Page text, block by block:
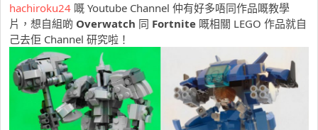
hachiroku24 嘅 Youtube Channel 仲有好多唔同作品嘅教學
片，想自組啲 Overwatch 同 Fortnite 嘅相關 LEGO 作品就自
己去佢 Channel 研究啦！